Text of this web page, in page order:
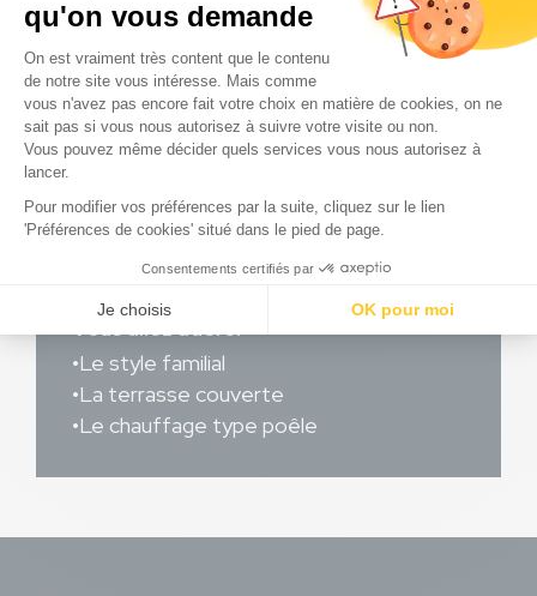
car) sont incluses dans le tarif sur ou près de
votre emplacement.
assignment Voir le plan du locatif
Vous allez adorer
Le style familial
La terrasse couverte
Le chauffage type poêle